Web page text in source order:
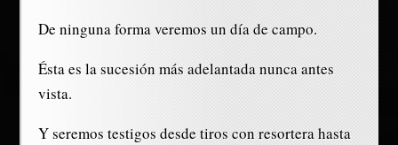
De ninguna forma veremos un día de campo.
Ésta es la sucesión más adelantada nunca antes
vista.
Y seremos testigos desde tiros con resortera hasta